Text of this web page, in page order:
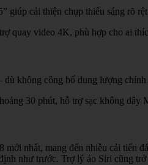
giúp cải thiện chụp thiếu sáng rõ
quay video 4K, phù hợp cho ai
dù không công bố dung lượng
30 phút, hỗ trợ sạc không
mới nhất, mang đến nhiều cải
như trước. Trợ lý ảo Siri cũng